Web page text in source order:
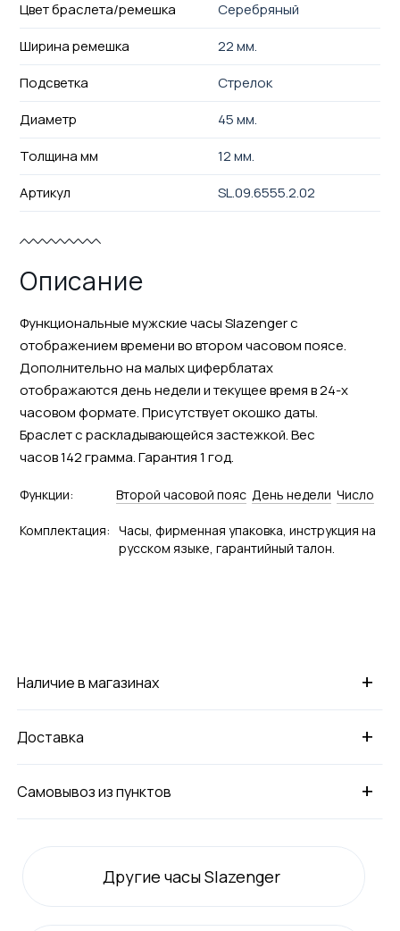
Цвет браслета/ремешка
Серебряный
Ширина ремешка
22 мм.
Подсветка
Стрелок
Диаметр
45 мм.
Толщина мм
12 мм.
Артикул
SL.09.6555.2.02
Описание
Функциональные мужские часы Slazenger с
отображением времени во втором часовом поясе.
Дополнительно на малых циферблатах
отображаются день недели и текущее время в 24-х
часовом формате. Присутствует окошко даты.
Браслет с раскладывающейся застежкой. Вес
часов 142 грамма. Гарантия 1 год.
Функции: Второй часовой пояс День недели Число
Комплектация: Часы, фирменная упаковка, инструкция на
русском языке, гарантийный талон.
+
Наличие в магазинах
+
Доставка
+
Самовывоз из пунктов
Другие часы Slazenger